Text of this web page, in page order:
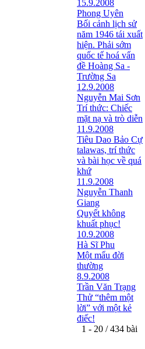
15.9.2008
Phong Uyên
Bối cảnh lịch sử
năm 1946 tái xuất
hiện. Phải sớm
quốc tế hoá vấn
đề Hoàng Sa -
Trường Sa
12.9.2008
Nguyễn Mai Sơn
Trí thức: Chiếc
mặt nạ và trò diễn
11.9.2008
Tiêu Dao Bảo Cự
talawas, trí thức
và bài học về quá
khứ
11.9.2008
Nguyễn Thanh
Giang
Quyết không
khuất phục!
10.9.2008
Hà Sĩ Phu
Một mẩu đời
thường
8.9.2008
Trần Văn Trạng
Thử “thêm một
lời” với một kẻ
điếc!
1 - 20 / 434 bài